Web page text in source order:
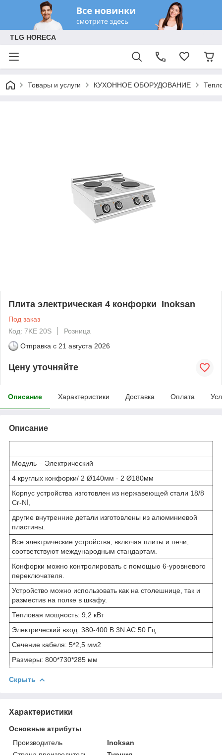
TLG HORECA
Товары и услуги КУХОННОЕ ОБОРУДОВАНИЕ
Плита электрическая 4 конфорки Inoksan
Под заказ
Код: 7KE 20S
Розница
Отправка с 21 августа 2026
Цену уточняйте
Описание Характеристики Доставка Оплата
Описание
Модуль – Электрический
4 круглых конфорки/ 2 Ø140мм - 2 Ø180мм
Корпус устройства изготовлен из нержавеющей стали 18/8
Cr-Nİ,
другие внутренние детали изготовлены из алюминиевой
пластины.
Все электрические устройства, включая плиты и печи,
соответствуют международным стандартам.
Конфорки можно контролировать с помощью 6-уровневого
переключателя.
Устройство можно использовать как на столешнице, так и
разместив на полке в шкафу.
Тепловая мощность: 9,2 кВт
Электрический вход: 380-400 В 3N AC 50 Гц
Сечение кабеля: 5*2,5 мм2
Размеры: 800*730*285 мм
Скрыть
Характеристики
Основные атрибуты
Производитель
Inoksan